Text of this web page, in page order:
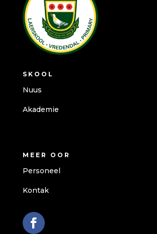
SKOOL
Nuus
Akademie
MEER OOR
Personeel
Kontak